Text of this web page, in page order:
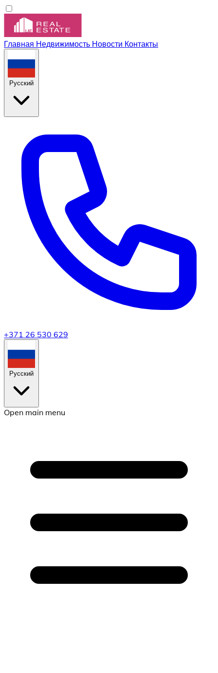
Главная Недвижимость Новости Контакты
Русский
+371 26 530 629
Русский
Open main menu